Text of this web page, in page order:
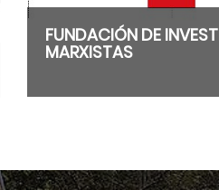
FUNDACIÓN DE
MARXISTAS